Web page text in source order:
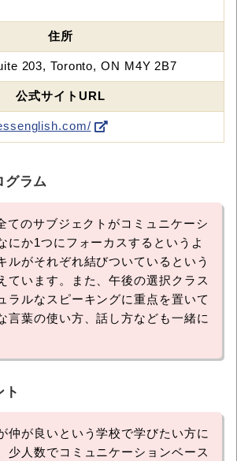
住所
203, Toronto, ON M4Y 2B7
公式サイトURL
グラム
てのサブジェクトがコミュニケーシ
にか1つにフォーカスするというよ
ルがそれぞれ結びついているという
ています。また、午後の選択クラス
ラルなスピーキングに重点を置いて
言葉の使い方、話し方なども一緒に
ト
仲が良いという学校で学びたい方に
少人数でコミュニケーションベース